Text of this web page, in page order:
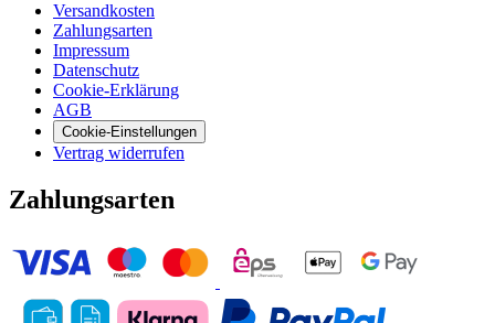
Versandkosten
Zahlungsarten
Impressum
Datenschutz
Cookie-Erklärung
AGB
Cookie-Einstellungen
Vertrag widerrufen
Zahlungsarten